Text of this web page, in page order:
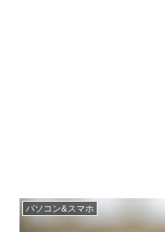
パソコン&スマホ